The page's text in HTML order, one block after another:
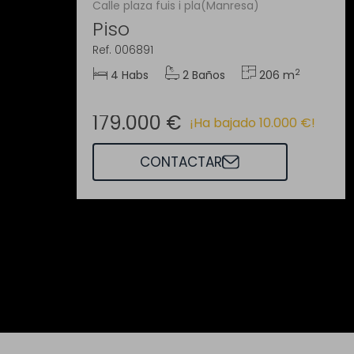
Calle plaza fuis i pla(Manresa)
Piso
Ref. 006891
4 Habs
2 Baños 206 m2
179.000 € ¡Ha bajado 10.000 €!
CONTACTAR